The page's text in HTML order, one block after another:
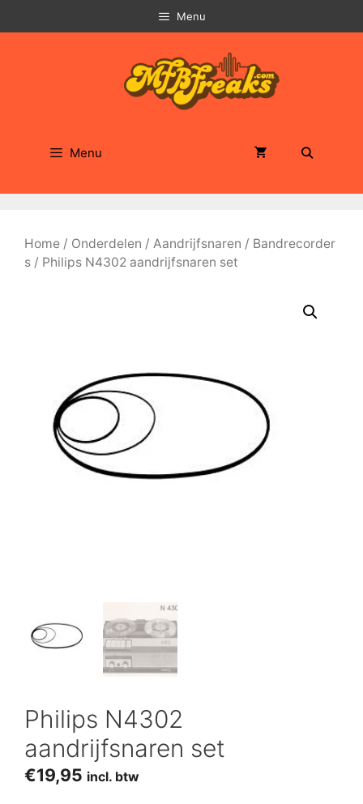
naar
Menu
Menu
Home / Onderdelen / Aandrijfsnaren / Bandrecorder
s / Philips N4302 aandrijfsnaren set
Philips N4302
aandrijfsnaren set
€19,95 incl. btw